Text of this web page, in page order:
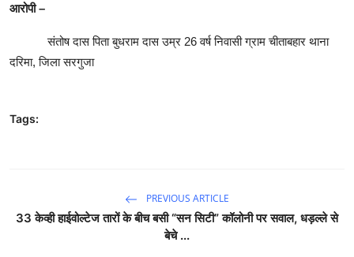
आरोपी –
संतोष दास पिता बुधराम दास उम्र 26 वर्ष निवासी ग्राम चीताबहार थाना
दरिमा, जिला सरगुजा
Tags:
PREVIOUS ARTICLE
33 केव्ही हाईवोल्टेज तारों के बीच बसी “सन सिटी” कॉलोनी पर सवाल, धड़ल्ले से
बेचे ...